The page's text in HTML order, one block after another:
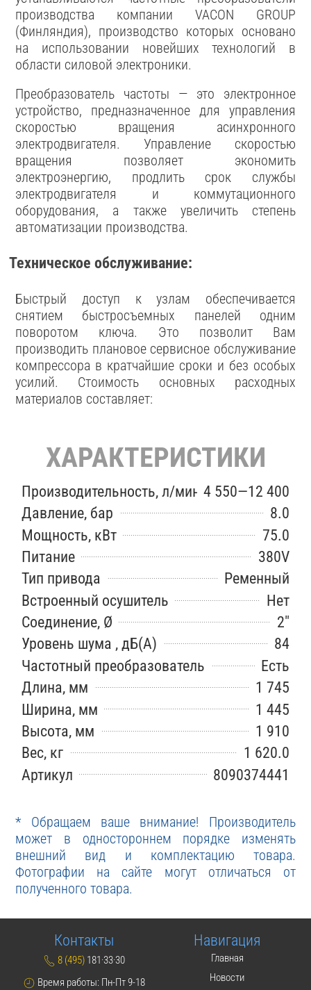
производства компании VACON GROUP
(Финляндия), производство которых основано
на использовании новейших технологий в
области силовой электроники.
Преобразователь частоты — это электронное
устройство, предназначенное для управления
скоростью вращения асинхронного
электродвигателя. Управление скоростью
вращения позволяет экономить
электроэнергию, продлить срок службы
электродвигателя и коммутационного
оборудования, а также увеличить степень
автоматизации производства.
Техническое обслуживание:
Быстрый доступ к узлам обеспечивается
снятием быстросъемных панелей одним
поворотом ключа. Это позволит Вам
производить плановое сервисное обслуживание
компрессора в кратчайшие сроки и без особых
усилий. Стоимость основных расходных
материалов составляет:
ХАРАКТЕРИСТИКИ
Производительность, л/мин 4 550—12 400
Давление, бар
8.0
Мощность, кВт
75.0
Питание
380V
Тип привода
Ременный
Встроенный осушитель
Нет
Соединение, Ø
2″
Уровень шума , дБ(А)
84
Частотный преобразователь
Есть
Длина, мм
1 745
Ширина, мм
1 445
Высота, мм
1 910
Вес, кг
1 620.0
Артикул
8090374441
* Обращаем ваше внимание! Производитель
может в одностороннем порядке изменять
внешний вид и комплектацию товара.
Фотографии на сайте могут отличаться от
полученного товара.
Контакты
8 (495) 181·33·30
Время работы: Пн-Пт 9-18
Навигация
Главная
Новости